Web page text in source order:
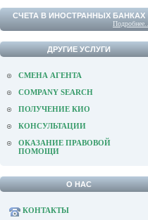
СЧЕТА В ИНОСТРАННЫХ БАНКАХ
Подробнее...
ДРУГИЕ УСЛУГИ
СМЕНА АГЕНТА
COMPANY SEARCH
ПОЛУЧЕНИЕ КИО
КОНСУЛЬТАЦИИ
ОКАЗАНИЕ ПРАВОВОЙ
ПОМОЩИ
О НАС
КОНТАКТЫ